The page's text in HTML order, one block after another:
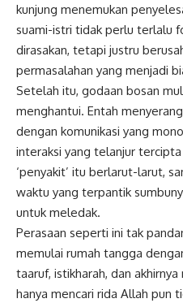
kunjung menemukan
suami-istri tidak perlu terlalu
dirasakan, tetapi justru
permasalahan yang menjadi
Setelah itu, godaan bosan
menghantui. Entah
dengan komunikasi yang
interaksi yang telanjur
‘penyakit’ itu berlarut-larut,
waktu yang terpantik
untuk meledak.
Perasaan seperti ini tak
memulai rumah tangga
taaruf, istikharah, dan
hanya mencari rida Allah pun